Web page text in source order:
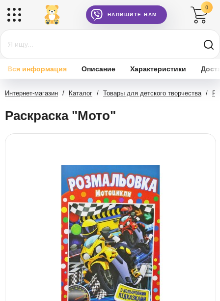
НАПИШИТЕ НАМ
0
Вся информация Описание Характеристики
Интернет-магазин / Каталог / Товары для детского творчества /
Раскраска "Мото"